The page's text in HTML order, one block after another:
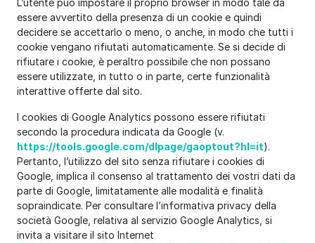
L’utente può impostare il proprio browser in modo tale da
essere avvertito della presenza di un cookie e quindi
decidere se accettarlo o meno, o anche, in modo che tutti i
cookie vengano rifiutati automaticamente. Se si decide di
rifiutare i cookie, è peraltro possibile che non possano
essere utilizzate, in tutto o in parte, certe funzionalità
interattive offerte dal sito.
I cookies di Google Analytics possono essere rifiutati
secondo la procedura indicata da Google (v.
https://tools.google.com/dlpage/gaoptout?hl=it).
Pertanto, l’utilizzo del sito senza rifiutare i cookies di
Google, implica il consenso al trattamento dei vostri dati da
parte di Google, limitatamente alle modalità e finalità
sopraindicate. Per consultare l’informativa privacy della
società Google, relativa al servizio Google Analytics, si
invita a visitare il sito Internet